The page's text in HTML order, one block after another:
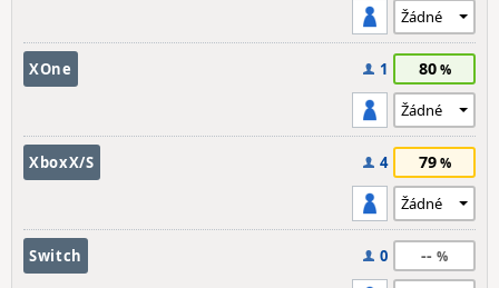
XOne 1 80
XboxX/S 4 79
Switch 0 --